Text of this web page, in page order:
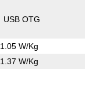
USB OTG
1.05 W/Kg
1.37 W/Kg